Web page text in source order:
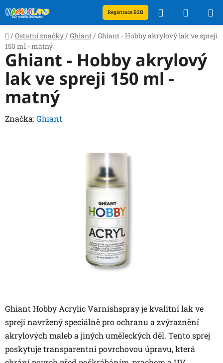
na
obsah
Registrace B2B Hledat
KOŠÍK
Domů
/ Ostatní značky / Ghiant / Ghiant - Hobby akrylový lak ve spreji
150 ml - matný
Ghiant Hobby Acrylic Varnishspray je kvalitní lak ve
spreji navržený speciálně pro ochranu a zvýraznění
akrylových maleb a jiných uměleckých děl. Tento sprej
poskytuje transparentní povrchovou úpravu, která
Ghiant - Hobby akrylový
lak ve spreji 150 ml -
matný
Značka:Ghiant